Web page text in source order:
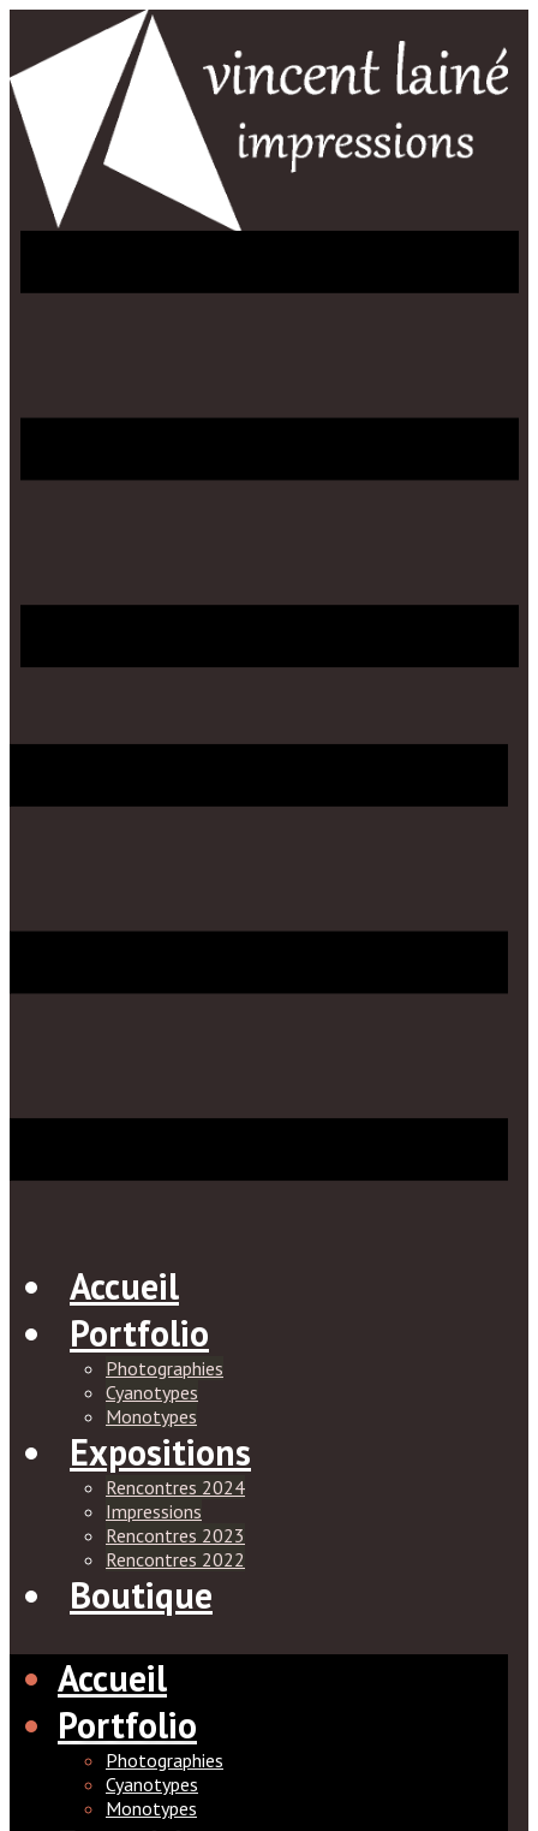
Accueil
Portfolio
Photographies
Cyanotypes
Monotypes
Expositions
Rencontres 2024
Impressions
Rencontres 2023
Rencontres 2022
Boutique
Accueil
Portfolio
Photographies
Cyanotypes
Monotypes